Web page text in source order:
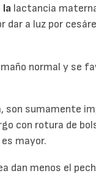
la lactancia
dar a luz por
normal y se
son sumamente
con rotura de
mayor.
dan menos el